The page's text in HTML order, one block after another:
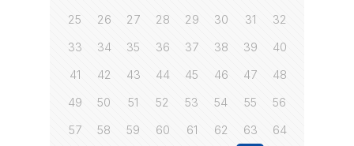
25
26 27 28 29 30 31
32
33
34 35 36 37 38 39
40
41
42 43 44 45 46 47
48
49
50 51 52 53 54 55
56
57
58 59 60 61 62 63
64